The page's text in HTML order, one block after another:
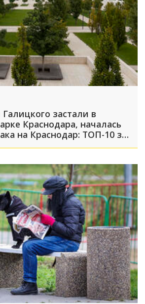
застали в
Краснодара, началась
на Краснодар: ТОП-10 за